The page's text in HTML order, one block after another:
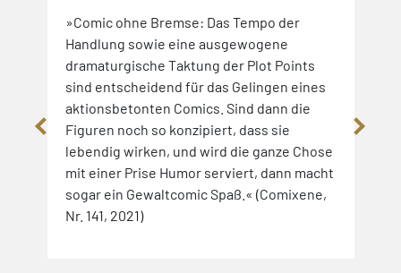
»Comic ohne Bremse: Das Tempo der
Handlung sowie eine ausgewogene
dramaturgische Taktung der Plot Points
sind entscheidend für das Gelingen eines
aktionsbetonten Comics. Sind dann die
Figuren noch so konzipiert, dass sie
lebendig wirken, und wird die ganze Chose
mit einer Prise Humor serviert, dann macht
sogar ein Gewaltcomic Spaß.« (Comixene,
Nr. 141, 2021)